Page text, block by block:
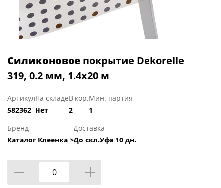
Силиконовое покрытие Dekorelle
319, 0.2 мм, 1.4x20 м
Артикул
582362
На складе
Нет
В кор.
2
Мин. партия
1
Бренд
Каталог Клеенка >
Доставка
До скл.Уфа 10 дн.